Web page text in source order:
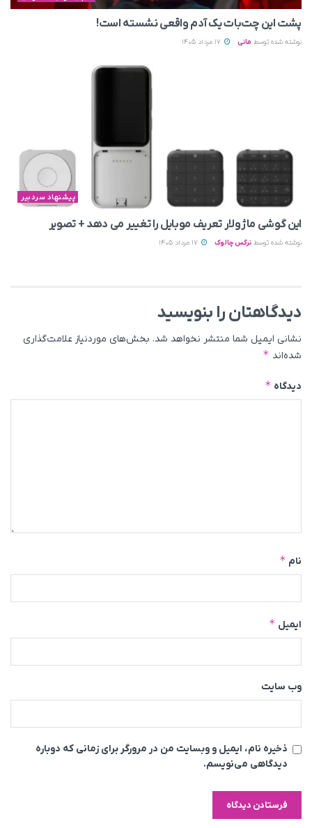
پشت این چت‌بات یک آدم واقعی نشسته است!
نوشته شده توسط مانی
پیشنهاد سردبیر
این گوشی ماژولار تعریف موبایل را تغییر می‌ دهد + تصویر
نوشته شده توسط نرگس چالوک
دیدگاهتان را بنویسید
نشانی ایمیل شما منتشر نخواهد شد. بخش‌های موردنیاز علامت‌گذاری
شده‌اند *
دیدگاه *
نام *
ایمیل *
وب‌ سایت
ذخیره نام، ایمیل و وبسایت من در مرورگر برای زمانی که دوباره
دیدگاهی می‌نویسم.